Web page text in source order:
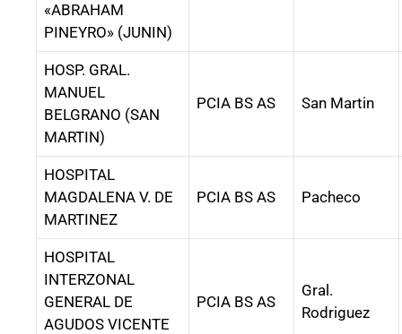
«ABRAHAM
PINEYRO» (JUNIN)
HOSP. GRAL.
MANUEL
BELGRANO (SAN
MARTIN)
PCIA BS AS San Martin
HOSPITAL
MAGDALENA V. DE
MARTINEZ
PCIA BS AS Pacheco
HOSPITAL
INTERZONAL
GENERAL DE
AGUDOS VICENTE
PCIA BS AS
Gral.
Rodriguez